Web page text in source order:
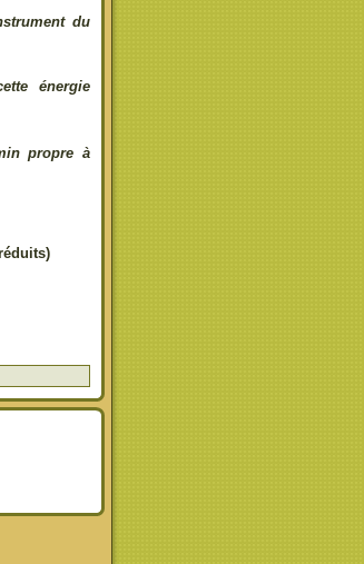
du
énergie
propre à